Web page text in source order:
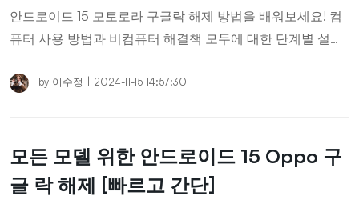
안드로이드 15 모토로라 구글락 해제 방법을 배워보세요! 컴
퓨터 사용 방법과 비컴퓨터 해결책 모두에 대한 단계별 설명
요!
by 이수정 2024-11-15 14:57:30
모든 모델 위한 안드로이드 15 Oppo 구
글 락 해제 [빠르고 간단]